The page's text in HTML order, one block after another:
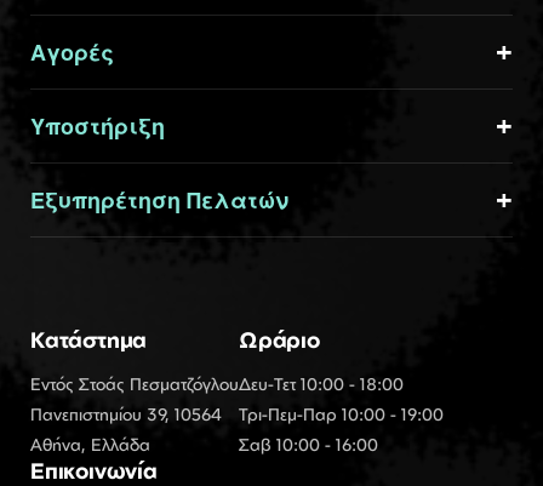
Αγορές
Υποστήριξη
Εξυπηρέτηση Πελατών
Κατάστημα
Εντός Στοάς Πεσματζόγλου
Πανεπιστημίου 39, 10564
Αθήνα, Ελλάδα
Ωράριο
Δευ-Τετ 10:00 - 18:00
Τρι-Πεμ-Παρ 10:00 - 19:00
Σαβ 10:00 - 16:00
Επικοινωνία